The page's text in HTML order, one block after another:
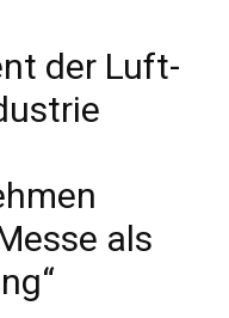
der Luft-
als